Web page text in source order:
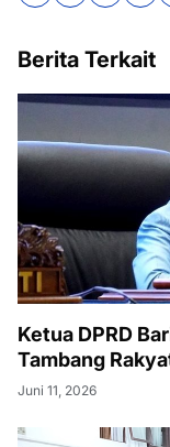
Berita Terkait
Ketua DPRD
Tambang
Juni 11, 2026